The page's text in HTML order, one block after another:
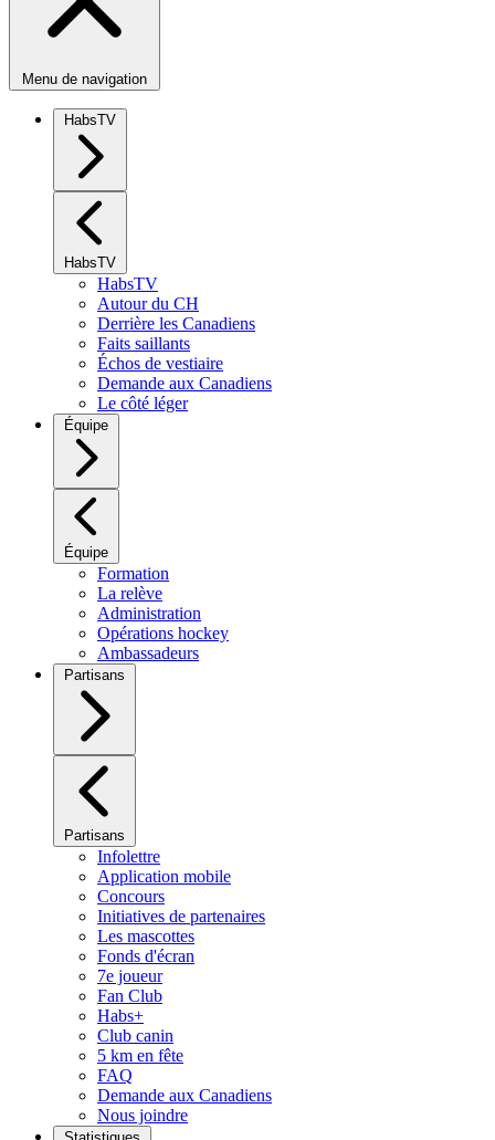
Menu de navigation
HabsTV
HabsTV
HabsTV
Autour du CH
Derrière les Canadiens
Faits saillants
Échos de vestiaire
Demande aux Canadiens
Le côté léger
Équipe
Équipe
Formation
La relève
Administration
Opérations hockey
Ambassadeurs
Partisans
Partisans
Infolettre
Application mobile
Concours
Initiatives de partenaires
Les mascottes
Fonds d'écran
7e joueur
Fan Club
Habs+
Club canin
5 km en fête
FAQ
Demande aux Canadiens
Nous joindre